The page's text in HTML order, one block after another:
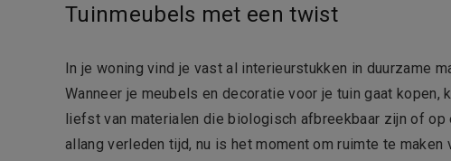
Tuinmeubels met een twist
In je woning vind je vast al interieurstukken in duurzame
Wanneer je meubels en decoratie voor je tuin gaat
liefst van materialen die biologisch afbreekbaar zijn of
allang verleden tijd, nu is het moment om ruimte te